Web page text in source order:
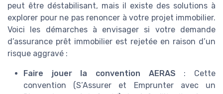
peut être déstabilisant, mais il existe des solutions à
explorer pour ne pas renoncer à votre projet immobilier.
Voici les démarches à envisager si votre demande
d’assurance prêt immobilier est rejetée en raison d’un
risque aggravé :
Faire jouer la convention AERAS : Cette
convention (S’Assurer et Emprunter avec un